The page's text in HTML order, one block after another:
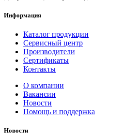
Информация
Каталог продукции
Сервисный центр
Производители
Сертификаты
Контакты
О компании
Вакансии
Новости
Помощь и поддержка
Новости